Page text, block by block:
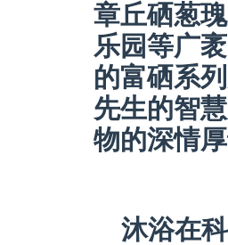
章丘硒葱
乐园等广
的富硒系
先生的智
物的深情厚
沐浴在